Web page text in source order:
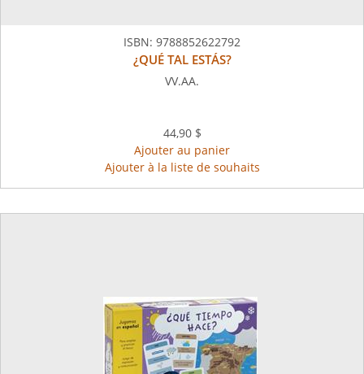
ISBN: 9788852622792
¿QUÉ TAL ESTÁS?
VV.AA.
44,90 $
Ajouter au panier
Ajouter à la liste de souhaits